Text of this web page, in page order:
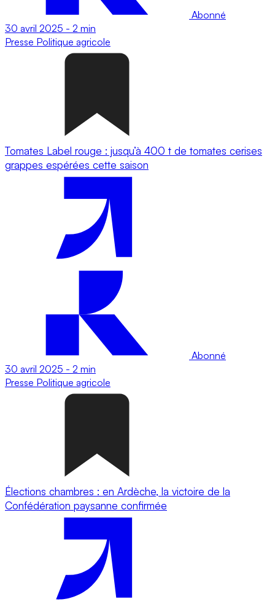
Abonné
30 avril 2025 - 2 min
Presse Politique agricole
Tomates Label rouge : jusqu’à 400 t de tomates cerises
grappes espérées cette saison
Abonné
30 avril 2025 - 2 min
Presse Politique agricole
Élections chambres : en Ardèche, la victoire de la
Confédération paysanne confirmée